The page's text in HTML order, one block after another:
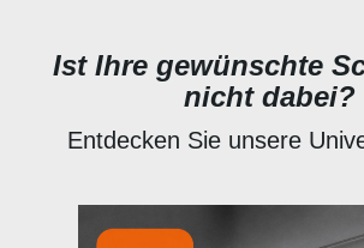
Ist Ihre gewünschte
nicht dabei?
Entdecken Sie unsere